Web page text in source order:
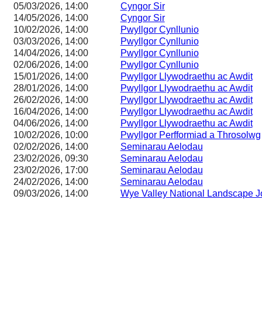
05/03/2026, 14:00 Cyngor Sir
14/05/2026, 14:00 Cyngor Sir
10/02/2026, 14:00 Pwyllgor Cynllunio
03/03/2026, 14:00 Pwyllgor Cynllunio
14/04/2026, 14:00 Pwyllgor Cynllunio
02/06/2026, 14:00 Pwyllgor Cynllunio
15/01/2026, 14:00 Pwyllgor Llywodraethu ac Awdit
28/01/2026, 14:00 Pwyllgor Llywodraethu ac Awdit
26/02/2026, 14:00 Pwyllgor Llywodraethu ac Awdit
16/04/2026, 14:00 Pwyllgor Llywodraethu ac Awdit
04/06/2026, 14:00 Pwyllgor Llywodraethu ac Awdit
10/02/2026, 10:00 Pwyllgor Perfformiad a Throsolwg
02/02/2026, 14:00 Seminarau Aelodau
23/02/2026, 09:30 Seminarau Aelodau
23/02/2026, 17:00 Seminarau Aelodau
24/02/2026, 14:00 Seminarau Aelodau
09/03/2026, 14:00 Wye Valley National Landscape